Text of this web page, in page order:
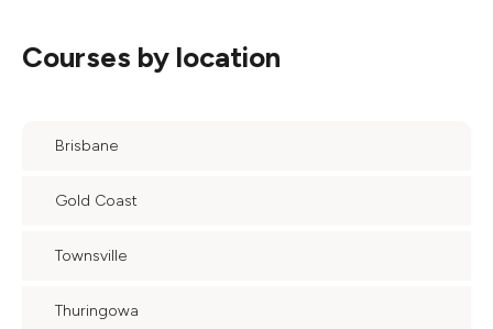
Courses by location
Brisbane
Gold Coast
Townsville
Thuringowa